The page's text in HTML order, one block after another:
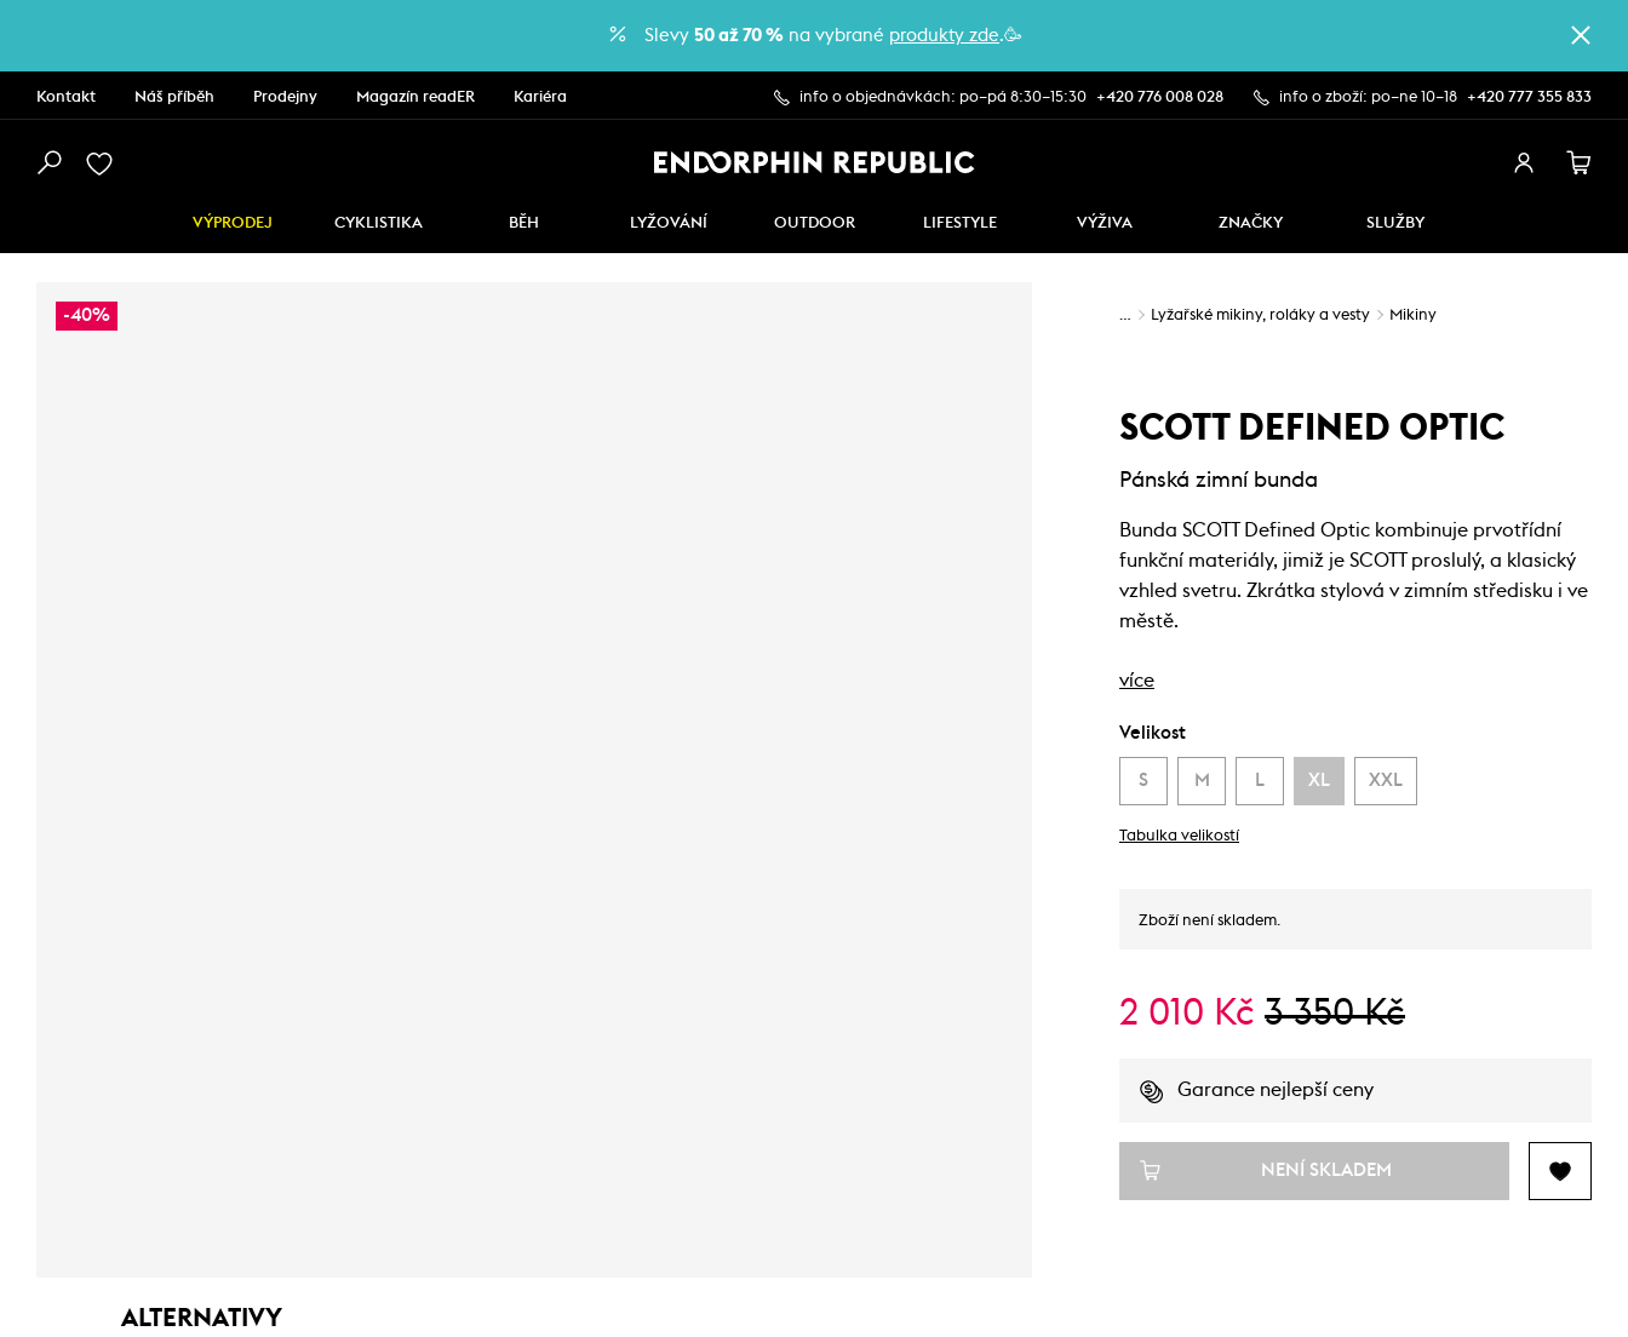
Slevy 50 až 70 % na vybrané produkty zde.🥳
Kontakt Náš příběh Prodejny Magazín readER Kariéra info o objednávkách: po–pá 8:30–15:30 +420 776 008 028 info o zboží: po–ne 10–18 +420 777 355 833
VÝPRODEJ CYKLISTIKA BĚH LYŽOVÁNÍ OUTDOOR LIFESTYLE VÝŽIVA ZNAČKY SLUŽBY
-40% … Lyžařské mikiny, roláky a vesty Mikiny
SCOTT DEFINED OPTIC
Pánská zimní bunda
Bunda SCOTT Defined Optic kombinuje prvotřídní
funkční materiály, jimiž je SCOTT proslulý, a klasický
vzhled svetru. Zkrátka stylová v zimním středisku i ve
městě.
více
Velikost
S M L XL XXL
Tabulka velikostí
Zboží není skladem.
2 010 Kč 3 350 Kč
Garance nejlepší ceny
NENÍ SKLADEM
ALTERNATIVY